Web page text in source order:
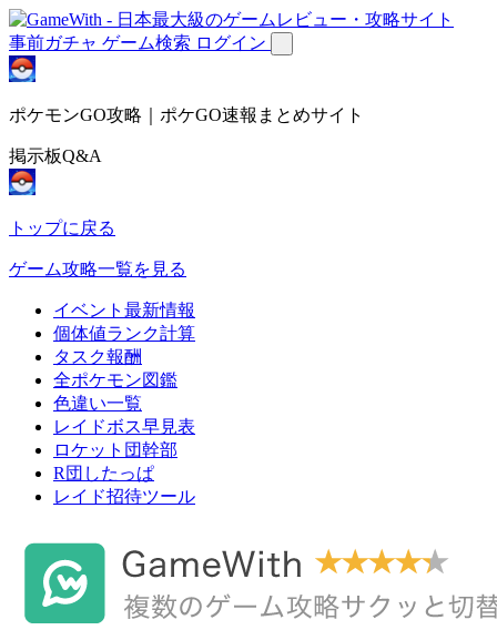
事前ガチャ ゲーム検索 ログイン
ポケモンGO攻略｜ポケGO速報まとめサイト
掲示板Q&A
トップに戻る
ゲーム攻略一覧を見る
イベント最新情報
個体値ランク計算
タスク報酬
全ポケモン図鑑
色違い一覧
レイドボス早見表
ロケット団幹部
R団したっぱ
レイド招待ツール